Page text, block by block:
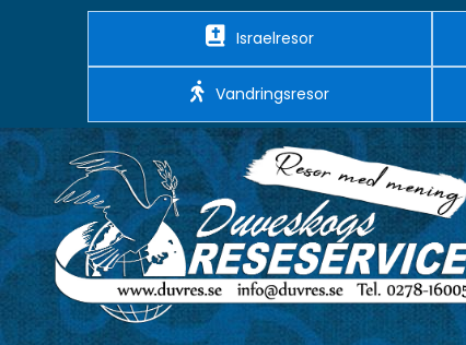
Israelresor
Vandringsresor